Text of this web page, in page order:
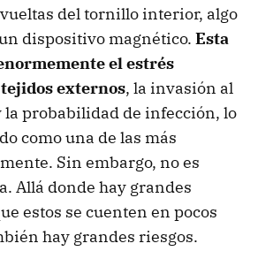
del tornillo interior, algo
dispositivo magnético. Esta
el estrés
externos, la invasión al
probabilidad de infección, lo
como una de las más
Sin embargo, no es
Allá donde hay grandes
estos se cuenten en pocos
hay grandes riesgos.